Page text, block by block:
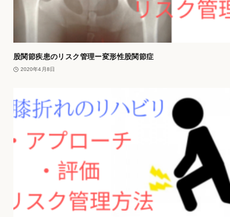
股関節疾患のリスク管理ー変形性股関節症
2020年4月8日